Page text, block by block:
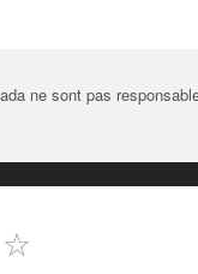
ne sont pas
☆